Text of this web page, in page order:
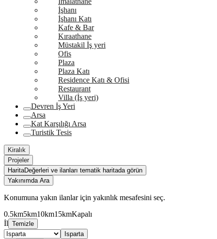
İşhanı
İşhanı Katı
Kafe & Bar
Kıraathane
Müstakil İş yeri
Ofis
Plaza
Plaza Katı
Residence Katı & Ofisi
Restaurant
Villa (İş yeri)
Devren İş Yeri
Arsa
Kat Karşılığı Arsa
Turistik Tesis
Kiralık
Projeler
HaritaDeğerleri ve ilanları tematik haritada görün
Yakınımda Ara
Konumuna yakın ilanlar için yakınlık mesafesini seç.
0.5km5km10km15kmKapalı
İl Temizle
Isparta